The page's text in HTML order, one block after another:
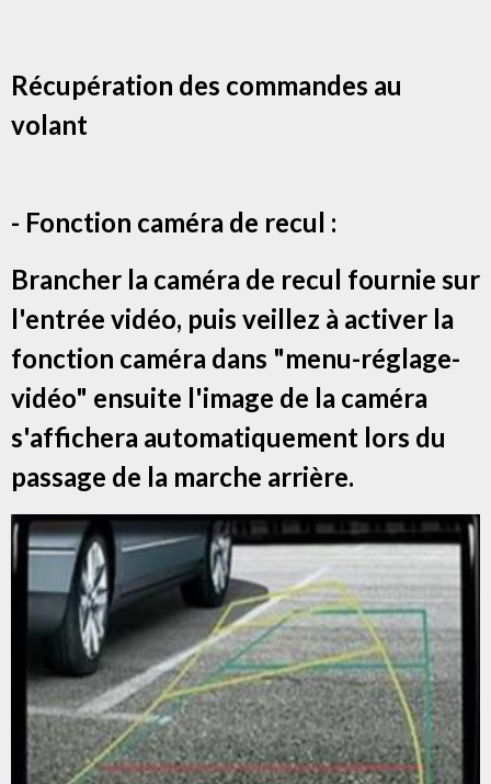
Récupération des commandes au
volant
- Fonction caméra de recul :
Brancher la caméra de recul fournie sur
l'entrée vidéo, puis veillez à activer la
fonction caméra dans "menu-réglage-
vidéo" ensuite l'image de la caméra
s'affichera automatiquement lors du
passage de la marche arrière.